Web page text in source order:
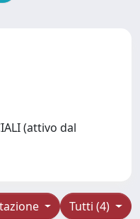
(attivo dal
Tutti (4)